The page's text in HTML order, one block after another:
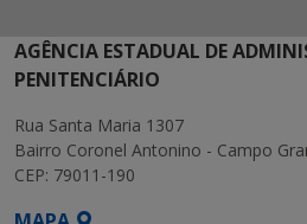
AGÊNCIA ESTADUAL DE
PENITENCIÁRIO
Rua Santa Maria 1307
Bairro Coronel Antonino - Campo
CEP: 79011-190